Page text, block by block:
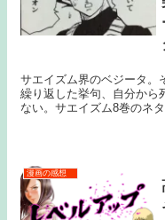
サエイズム界のベジータ。
繰り返した挙句、自分から
ない。サエイズム8巻のネ
漫画の感想